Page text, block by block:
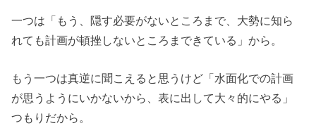
一つは「もう、隠す必要がないところまで、大勢に知ら
れても計画が頓挫しないところまできている」から。
もう一つは真逆に聞こえると思うけど「水面化での計画
が思うようにいかないから、表に出して大々的にやる」
つもりだから。